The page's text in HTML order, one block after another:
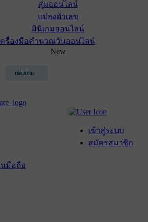
สุ่มออนไลน์
แปลงตัวเลข
มินิเกมออนไลน์
ครื่องมือคำนวณวันออนไลน์
New
เพิ่มเติม
เข้าสู่ระบบ
สมัครสมาชิก
มือถือ